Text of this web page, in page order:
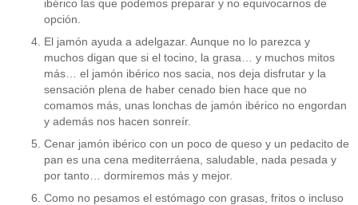
ibérico las que podemos preparar y no equivocarnos de
opción.
El jamón ayuda a adelgazar. Aunque no lo parezca y
muchos digan que si el tocino, la grasa… y muchos mitos
más… el jamón ibérico nos sacia, nos deja disfrutar y la
sensación plena de haber cenado bien hace que no
comamos más, unas lonchas de jamón ibérico no engordan
y además nos hacen sonreír.
Cenar jamón ibérico con un poco de queso y un pedacito de
pan es una cena mediterráena, saludable, nada pesada y
por tanto… dormiremos más y mejor.
Como no pesamos el estómago con grasas, fritos o incluso